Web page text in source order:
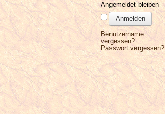
Angemeldet bleiben
Anmelden
Benutzername
vergessen?
Passwort vergessen?